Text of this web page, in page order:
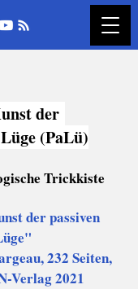
der
(PaLü)
Trickkiste
der passiven
232 Seiten,
Verlag 2021